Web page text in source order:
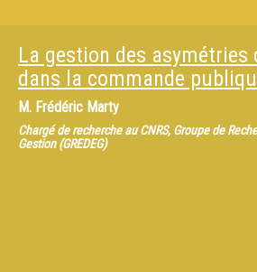
La gestion des asymétries
dans la commande
M. Frédéric Marty
Chargé de recherche au CNRS, Groupe de
Gestion (GREDEG)